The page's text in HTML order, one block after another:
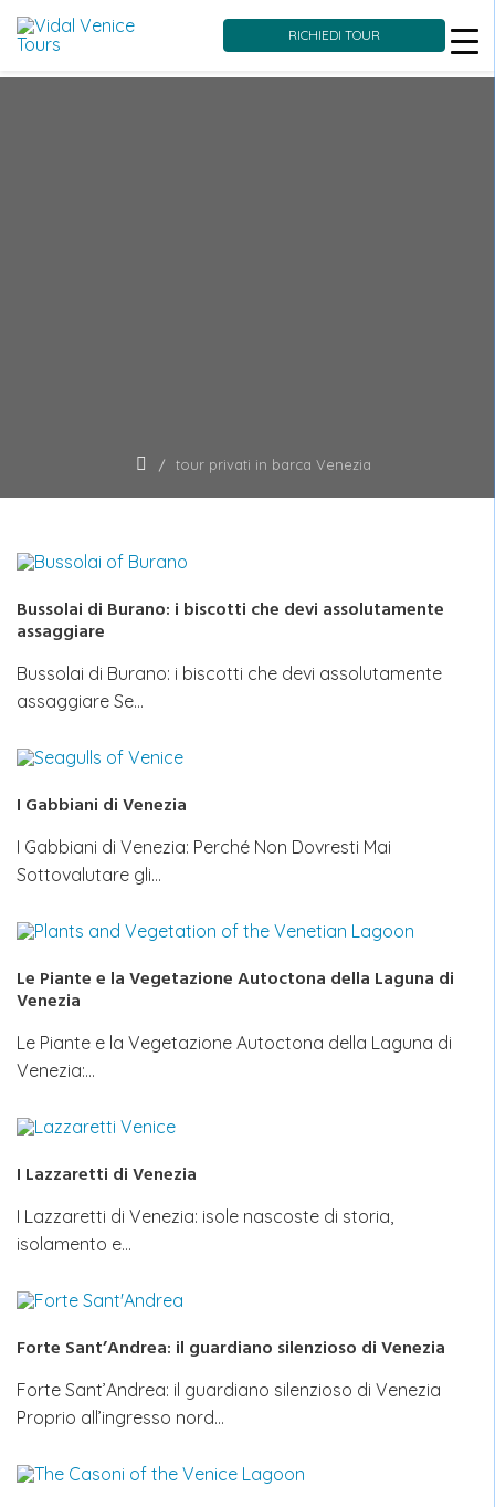
RICHIEDI TOUR
tour privati in barca Venezia
Bussolai di Burano: i biscotti che devi assolutamente
assaggiare
Bussolai di Burano: i biscotti che devi assolutamente
assaggiare Se…
I Gabbiani di Venezia
I Gabbiani di Venezia: Perché Non Dovresti Mai
Sottovalutare gli…
Le Piante e la Vegetazione Autoctona della Laguna di
Venezia
Le Piante e la Vegetazione Autoctona della Laguna di
Venezia:…
I Lazzaretti di Venezia
I Lazzaretti di Venezia: isole nascoste di storia,
isolamento e…
Forte Sant’Andrea: il guardiano silenzioso di Venezia
Forte Sant’Andrea: il guardiano silenzioso di Venezia
Proprio all’ingresso nord…